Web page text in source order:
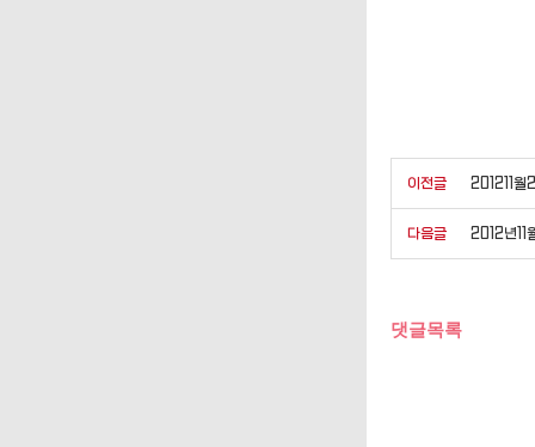
이전글 201211월
다음글 2012년11
댓글목록